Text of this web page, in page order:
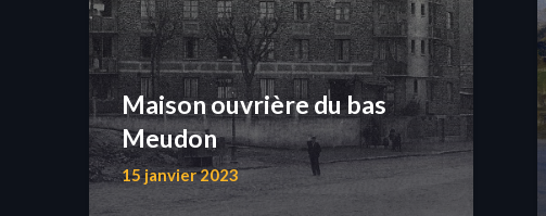
Maison ouvrière du bas
Meudon
15 janvier 2023